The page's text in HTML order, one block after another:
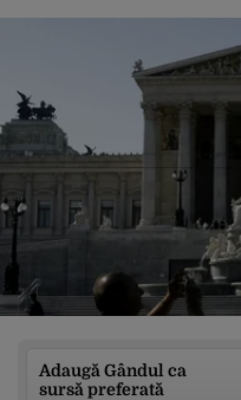
Adaugă Gândul ca
sursă preferată